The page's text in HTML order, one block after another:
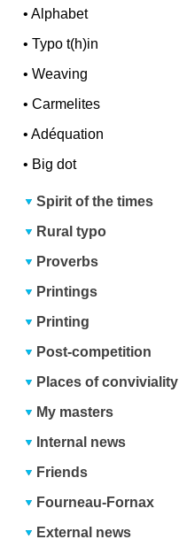
•Alphabet
•Typo t(h)in
•Weaving
•Carmelites
•Adéquation
• Big dot
Spirit of the times
Rural typo
Proverbs
Printings
Printing
Post-competition
Places of conviviality
My masters
Internal news
Friends
Fourneau-Fornax
External news